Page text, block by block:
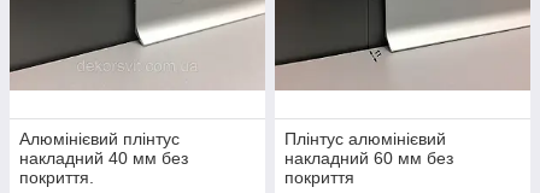
Алюмінієвий плінтус
накладний 40 мм без
покриття.
Плінтус алюмінієвий
накладний 60 мм без
покриття